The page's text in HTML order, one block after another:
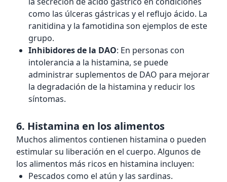
como las úlceras gástricas y el reflujo ácido. La
ranitidina y la famotidina son ejemplos de este
grupo.
Inhibidores de la DAO: En personas con
intolerancia a la histamina, se puede
administrar suplementos de DAO para mejorar
la degradación de la histamina y reducir los
síntomas.
6. Histamina en los alimentos
Muchos alimentos contienen histamina o pueden
estimular su liberación en el cuerpo. Algunos de
los alimentos más ricos en histamina incluyen:
Pescados como el atún y las sardinas.